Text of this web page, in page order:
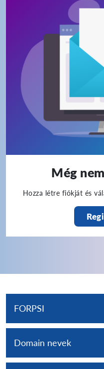
Még
Hozza létre fiókját és
FORPSI
FORPSI
Rólunk
FORPSIBlog
Domain nevek